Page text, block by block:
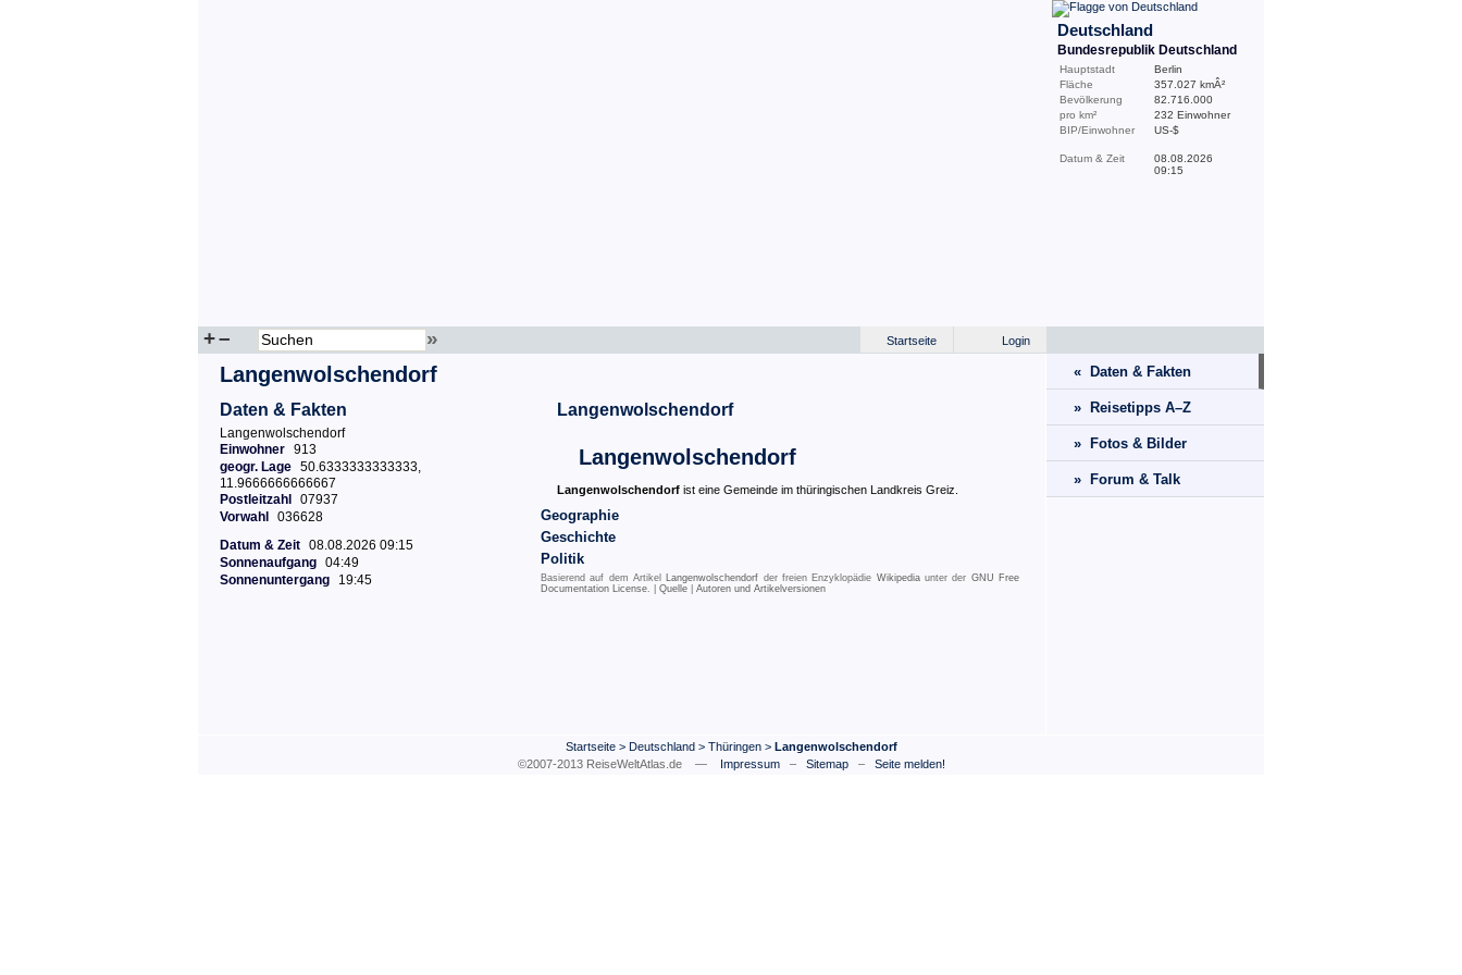
Deutschland
Bundesrepublik Deutschland
Hauptstadt
Berlin
Fläche
357.027 kmÂ²
Bevölkerung
82.716.000
pro km²
232 Einwohner
BIP/Einwohner
US-$
Datum & Zeit
08.08.2026
09:15
+– » Login
Startseite
Langenwolschendorf
Daten & Fakten
Langenwolschendorf
Einwohner 913
geogr. Lage 50.6333333333333,
11.9666666666667
Postleitzahl
07937
Vorwahl
036628
Datum & Zeit 08.08.2026 09:15
Sonnenaufgang 04:49
Sonnenuntergang
19:45
Langenwolschendorf
Langenwolschendorf
Langenwolschendorf ist eine Gemeinde im thüringischen Landkreis Greiz.
Geographie
Geschichte
Politik
Basierend auf dem Artikel Langenwolschendorf der freien Enzyklopädie Wikipediaunter der GNU Free
Documentation License. | Quelle Autoren und Artikelversionen
« Daten & Fakten
» Reisetipps A–Z
» Fotos & Bilder
» Forum & Talk
Startseite> Deutschland> Thüringen> Langenwolschendorf
©2007-2013 ReiseWeltAtlas.de —
Impressum– Sitemap– Seite melden!